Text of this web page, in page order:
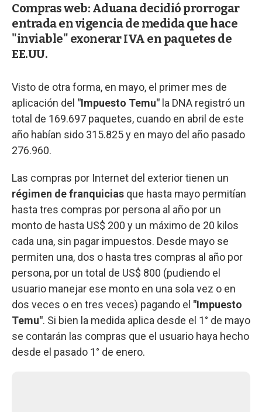
Compras web: Aduana decidió prorrogar
entrada en vigencia de medida que hace
"inviable" exonerar IVA en paquetes de
EE.UU.
Visto de otra forma, en mayo, el primer mes de
aplicación del "Impuesto Temu" la DNA registró un
total de 169.697 paquetes, cuando en abril de este
año habían sido 315.825 y en mayo del año pasado
276.960.
Las compras por Internet del exterior tienen un
régimen de franquicias que hasta mayo permitían
hasta tres compras por persona al año por un
monto de hasta US$ 200 y un máximo de 20 kilos
cada una, sin pagar impuestos. Desde mayo se
permiten una, dos o hasta tres compras al año por
persona, por un total de US$ 800 (pudiendo el
usuario manejar ese monto en una sola vez o en
dos veces o en tres veces) pagando el "Impuesto
Temu". Si bien la medida aplica desde el 1° de mayo
se contarán las compras que el usuario haya hecho
desde el pasado 1° de enero.